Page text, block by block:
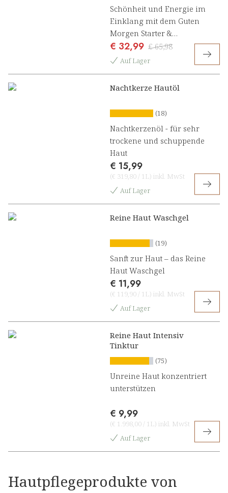
Schönheit und Energie im
Einklang mit dem Guten
Morgen Starter &
Nachtzauber Beauty Komplex
€ 32,99 € 65,98
Auf Lager
Nachtkerze Hautöl
(18)
Nachtkerzenöl - für sehr
trockene und schuppende
Haut
€ 15,99
(€ 319,80 / 1L) inkl. MwSt
Auf Lager
Reine Haut Waschgel
(19)
Sanft zur Haut – das Reine
Haut Waschgel
€ 11,99
(€ 119,90 / 1L) inkl. MwSt
Auf Lager
Reine Haut Intensiv
Tinktur
(75)
Unreine Haut konzentriert
unterstützen
€ 9,99
(€ 1.998,00 / 1L) inkl. MwSt
Auf Lager
Hautpflegeprodukte von